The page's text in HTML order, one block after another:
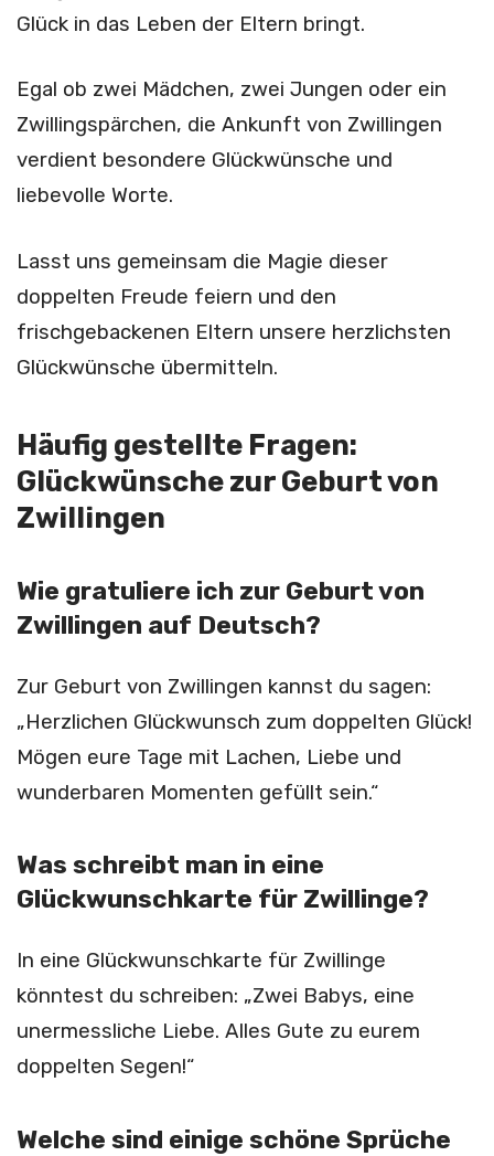
Glück in das Leben der Eltern bringt.
Egal ob zwei Mädchen, zwei Jungen oder ein
Zwillingspärchen, die Ankunft von Zwillingen
verdient besondere Glückwünsche und
liebevolle Worte.
Lasst uns gemeinsam die Magie dieser
doppelten Freude feiern und den
frischgebackenen Eltern unsere herzlichsten
Glückwünsche übermitteln.
Häufig gestellte Fragen:
Glückwünsche zur Geburt von
Zwillingen
Wie gratuliere ich zur Geburt von
Zwillingen auf Deutsch?
Zur Geburt von Zwillingen kannst du sagen:
„Herzlichen Glückwunsch zum doppelten Glück!
Mögen eure Tage mit Lachen, Liebe und
wunderbaren Momenten gefüllt sein.“
Was schreibt man in eine
Glückwunschkarte für Zwillinge?
In eine Glückwunschkarte für Zwillinge
könntest du schreiben: „Zwei Babys, eine
unermessliche Liebe. Alles Gute zu eurem
doppelten Segen!“
Welche sind einige schöne Sprüche